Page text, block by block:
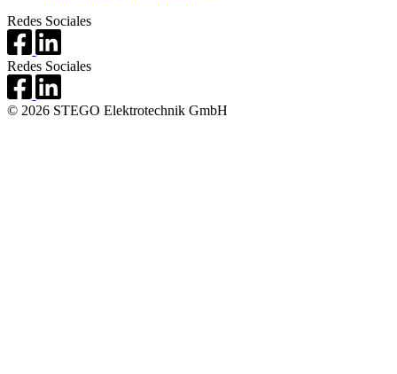
Redes Sociales
Redes Sociales
© 2026 STEGO Elektrotechnik GmbH